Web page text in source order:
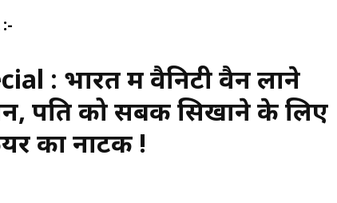
: भारत में वैनिटी वैन लाने
पति को सबक सिखाने के लिए
का नाटक !